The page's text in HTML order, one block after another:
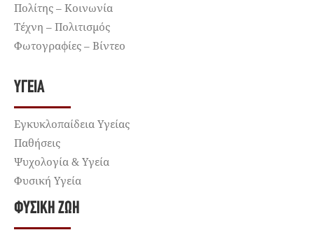
Πολίτης – Κοινωνία
Τέχνη – Πολιτισμός
Φωτογραφίες – Βίντεο
ΥΓΕΊΑ
Εγκυκλοπαίδεια Υγείας
Παθήσεις
Ψυχολογία & Υγεία
Φυσική Υγεία
ΦΥΣΙΚΉ ΖΩΉ